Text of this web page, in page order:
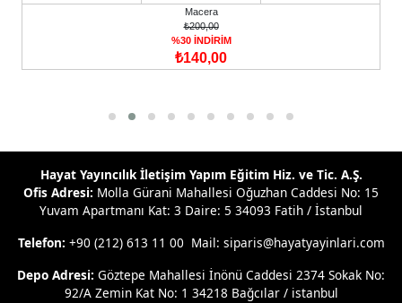
Macera
₺200,00
%30 İNDİRİM
₺140,00
Hayat Yayıncılık İletişim Yapım Eğitim Hiz. ve Tic. A.Ş.
Ofis Adresi: Molla Gürani Mahallesi Oğuzhan Caddesi No: 15
Yuvam Apartmanı Kat: 3 Daire: 5 34093 Fatih / İstanbul
Telefon: +90 (212) 613 11 00 Mail: siparis@hayatyayinlari.com
Depo Adresi: Göztepe Mahallesi İnönü Caddesi 2374 Sokak No:
92/A Zemin Kat No: 1 34218 Bağcılar / istanbul